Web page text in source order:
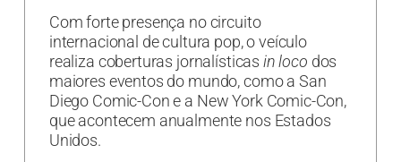
Com forte presença no circuito
internacional de cultura pop, o veículo
realiza coberturas jornalísticas in loco dos
maiores eventos do mundo, como a San
Diego Comic-Con e a New York Comic-Con,
que acontecem anualmente nos Estados
Unidos.